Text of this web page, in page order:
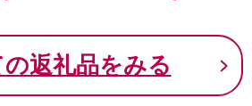
返礼品をみる